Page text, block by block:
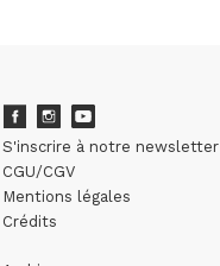
S'inscrire à notre newsletter
CGU/CGV
Mentions légales
Crédits